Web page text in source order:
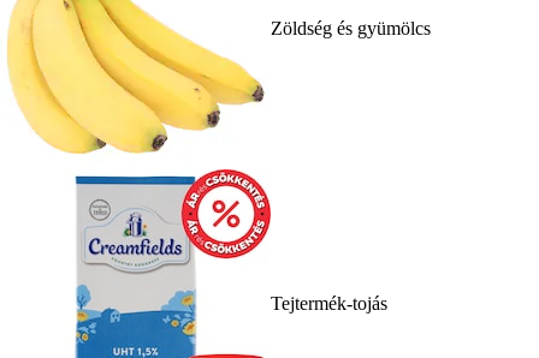
Zöldség és gyümölcs
Tejtermék-tojás